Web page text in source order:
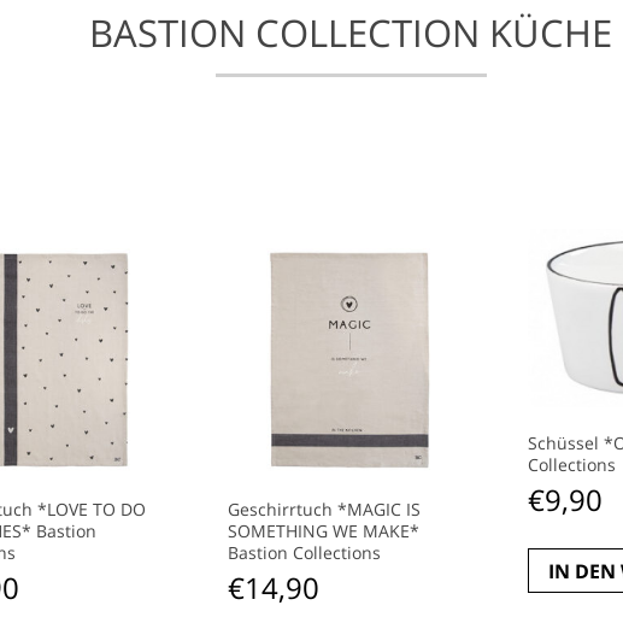
BASTION COLLECTION KÜCHE
*LOVE TO DO
Bastion
Geschirrtuch *MAGIC IS
SOMETHING WE MAKE*
Bastion Collections
€14,90
Schüssel
Collections
€9,90
IN DEN